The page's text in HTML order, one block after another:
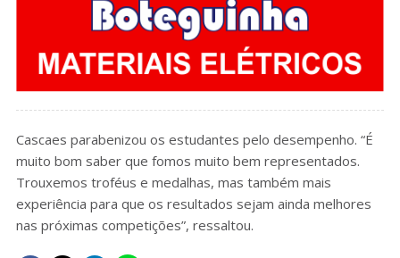
Cascaes parabenizou os estudantes pelo desempenho. “É
muito bom saber que fomos muito bem representados.
Trouxemos troféus e medalhas, mas também mais
experiência para que os resultados sejam ainda melhores
nas próximas competições”, ressaltou.